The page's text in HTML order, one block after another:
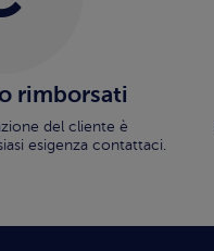
rimborsati
del cliente è
esigenza contattaci.